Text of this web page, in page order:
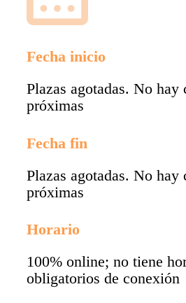
Fecha inicio
Plazas agotadas. No hay
próximas
Fecha fin
Plazas agotadas. No hay
próximas
Horario
100% online; no tiene
obligatorios de conexión